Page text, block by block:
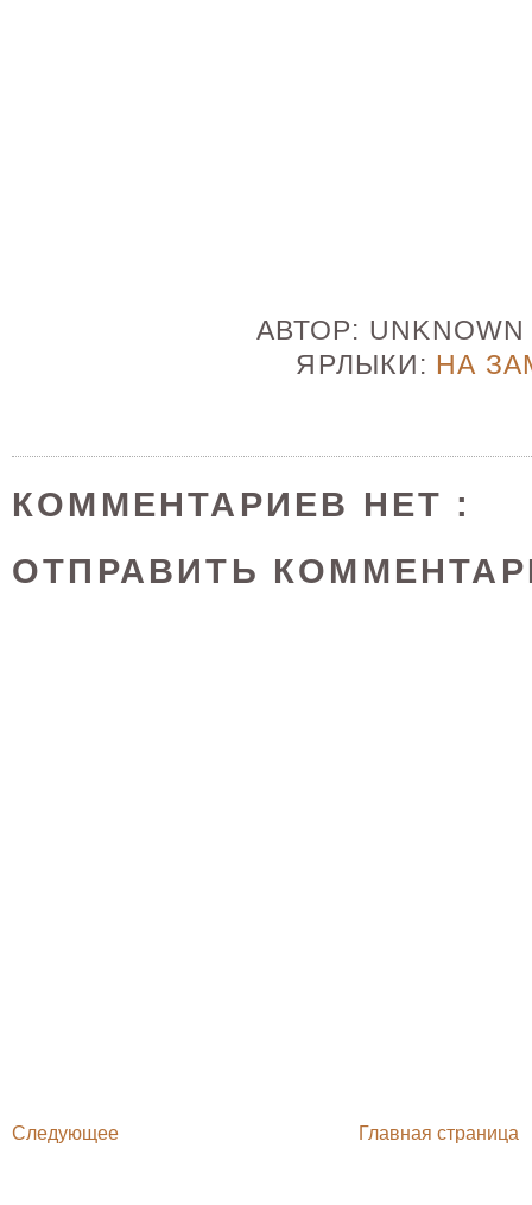
АВТОР:
ЯРЛЫКИ: НА
КОММЕНТАРИЕВ НЕТ :
ОТПРАВИТЬ
Следующее Главная страница